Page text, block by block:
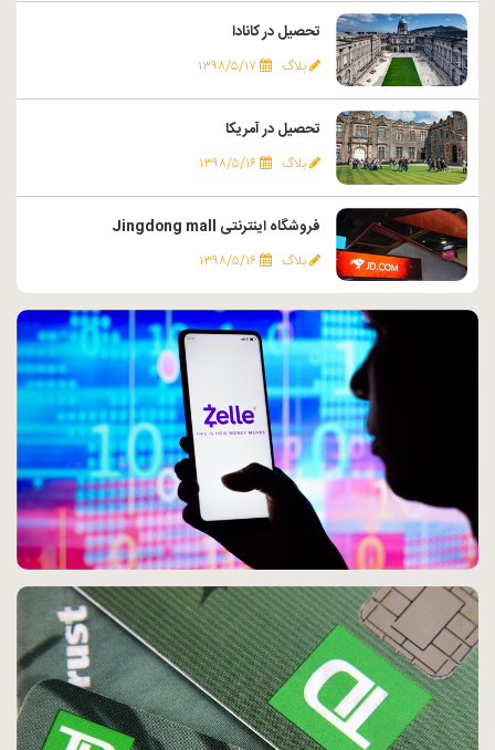
تحصیل در کانادا
بلاگ ۱۳۹۸/۵/۱۷
تحصیل در آمریکا
بلاگ ۱۳۹۸/۵/۱۶
فروشگاه اینترنتی Jingdong mall
بلاگ ۱۳۹۸/۵/۱۶